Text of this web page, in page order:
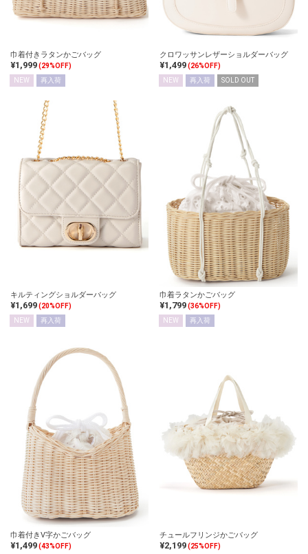
巾着付きラタンかごバッグ
¥1,999(29%OFF)
NEW
再入荷
クロワッサンレザーショルダーバッグ
¥1,499(26%OFF)
NEW
再入荷 SOLD OUT
キルティングショルダーバッグ
¥1,699(20%OFF)
NEW
再入荷
巾着ラタンかごバッグ
¥1,799(36%OFF)
NEW
再入荷
巾着付きV字かごバッグ
¥1,499(43%OFF)
チュールフリンジかごバッグ
¥2,199(25%OFF)